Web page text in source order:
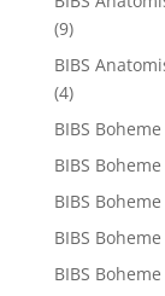
(9)
BIBS
(4)
BIBS
BIBS
BIBS
BIBS
BIBS